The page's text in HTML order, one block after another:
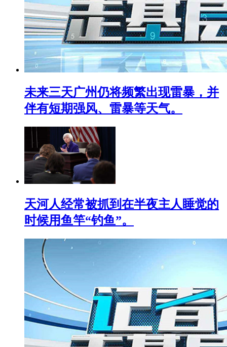
未来三天广州仍将频繁出现雷暴，并
伴有短期强风、雷暴等天气。
天河人经常被抓到在半夜主人睡觉的
时候用鱼竿“钓鱼”。